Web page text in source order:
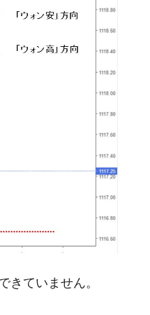
レイカーの二段コンボ
ティブ」にダウン
きていません。